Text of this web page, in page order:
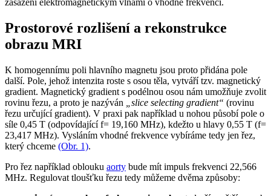
zasažení elektromagnetickým vlnami o vhodné frekvenci.
Prostorové rozlišení a rekonstrukce
obrazu MRI
K homogennímu poli hlavního magnetu jsou proto přidána pole
další. Pole, jehož intenzita roste s osou těla, vytváří tzv. magnetický
gradient. Magnetický gradient s podélnou osou nám umožňuje zvolit
rovinu řezu, a proto je nazýván
„slice selecting gradient“ (rovinu
řezu určující gradient). V praxi pak například u nohou působí pole o
síle 0,45 T (odpovídající f= 19,160 MHz), kdežto u hlavy 0,55 T (f=
23,417 MHz). Vysláním vhodné frekvence vybíráme tedy jen řez,
který chceme (Obr. 1).
Pro řez například oblouku aorty bude mít impuls frekvenci 22,566
MHz. Regulovat tloušťku řezu tedy můžeme dvěma způsoby: